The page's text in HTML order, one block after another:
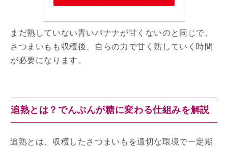
まだ熟していない青いバナナが甘くないのと同じで、
さつまいもも収穫後、自らの力で甘く熟していく時間
が必要になります。
追熟とは？でんぷんが糖に変わる仕組みを解説
追熟とは、収穫したさつまいもを適切な環境で一定期